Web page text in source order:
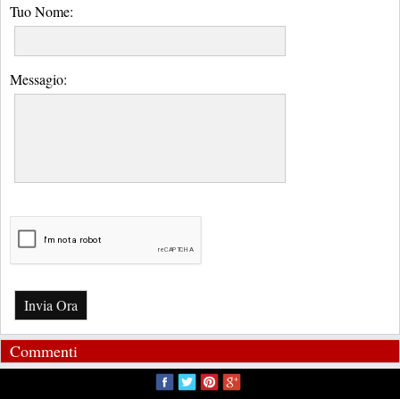
Tuo Nome:
Messagio:
Invia Ora
Commenti